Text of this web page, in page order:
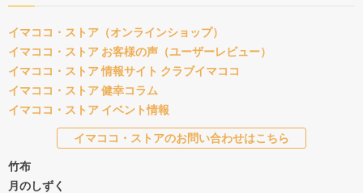
イマココ・ストア（オンラインショップ）
イマココ・ストア お客様の声（ユーザーレビュー）
イマココ・ストア 情報サイト クラブイマココ
イマココ・ストア 健幸コラム
イマココ・ストア イベント情報
イマココ・ストアのお問い合わせはこちら
竹布
月のしずく